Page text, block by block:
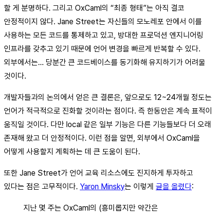
할 게 분명하다. 그리고 OxCaml의 “최종 형태”는 아직 결코
안정적이지 않다. Jane Street는 자신들의 모노레포 안에서 이를
사용하는 모든 코드를 통제하고 있고, 방대한 프로덕션 엔지니어링
인프라를 갖추고 있기 때문에 언어 변경을 빠르게 반복할 수 있다.
외부에서는… 당분간 큰 코드베이스를 동기화해 유지하기가 어려울
것이다.
개발자들과의 논의에서 얻은 큰 결론은, 앞으로도 12~24개월 정도는
언어가 적극적으로 진화할 것이라는 점이다. 즉 한동안은 계속 표적이
움직일 것이다. 다만 local 같은 일부 기능은 다른 기능들보다 더 오래
존재해 왔고 더 안정적이다. 이런 점을 알면, 외부에서 OxCaml을
어떻게 사용할지 계획하는 데 큰 도움이 된다.
또한 Jane Street가 언어 교육 리소스에도 진지하게 투자하고
있다는 점은 고무적이다. Yaron Minsky는 이렇게 글을 올렸다:
지난 몇 주는 OxCaml의 (흥미롭지만 약간은